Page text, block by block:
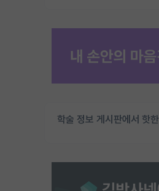
학술 정보 게시판에서 핫